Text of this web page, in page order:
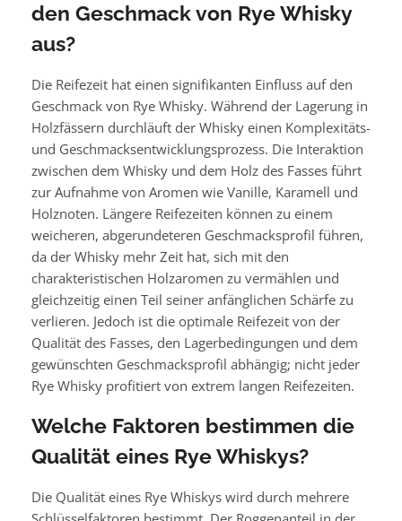
den Geschmack von Rye Whisky
aus?
Die Reifezeit hat einen signifikanten Einfluss auf den
Geschmack von Rye Whisky. Während der Lagerung in
Holzfässern durchläuft der Whisky einen Komplexitäts-
und Geschmacksentwicklungsprozess. Die Interaktion
zwischen dem Whisky und dem Holz des Fasses führt
zur Aufnahme von Aromen wie Vanille, Karamell und
Holznoten. Längere Reifezeiten können zu einem
weicheren, abgerundeteren Geschmacksprofil führen,
da der Whisky mehr Zeit hat, sich mit den
charakteristischen Holzaromen zu vermählen und
gleichzeitig einen Teil seiner anfänglichen Schärfe zu
verlieren. Jedoch ist die optimale Reifezeit von der
Qualität des Fasses, den Lagerbedingungen und dem
gewünschten Geschmacksprofil abhängig; nicht jeder
Rye Whisky profitiert von extrem langen Reifezeiten.
Welche Faktoren bestimmen die
Qualität eines Rye Whiskys?
Die Qualität eines Rye Whiskys wird durch mehrere